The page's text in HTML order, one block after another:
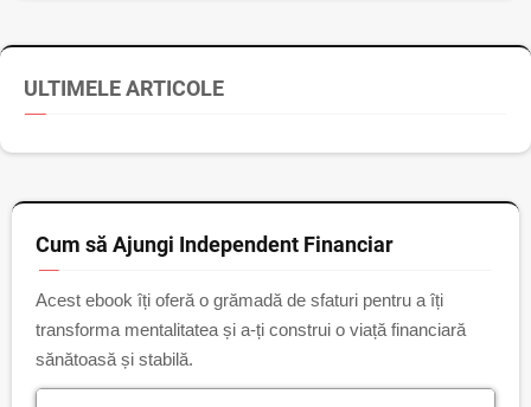
ULTIMELE ARTICOLE
Cum să Ajungi Independent Financiar
Acest ebook îți oferă o grămadă de sfaturi pentru a îți
transforma mentalitatea și a-ți construi o viață financiară
sănătoasă și stabilă.